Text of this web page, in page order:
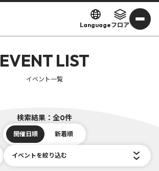
Languageフロア
EVENT LIST
イベント一覧
検索結果：全0件
開催日順 新着順
イベントを絞り込む